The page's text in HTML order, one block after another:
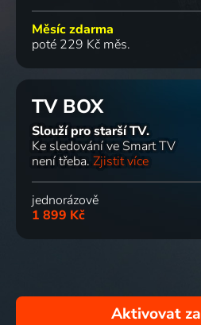
Měsíc zdarma
poté 229 Kč měs.
TV BOX
Slouží pro starší TV.
Ke sledování ve Smart TV
není třeba. Zjistit více
jednorázově
1 899 Kč
Aktivovat za